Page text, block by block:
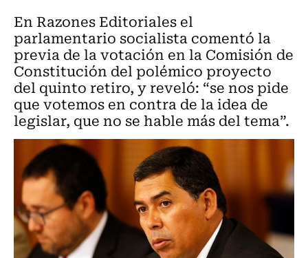
En Razones Editoriales el
parlamentario socialista comentó la
previa de la votación en la Comisión de
Constitución del polémico proyecto
del quinto retiro, y reveló: “se nos pide
que votemos en contra de la idea de
legislar, que no se hable más del tema”.